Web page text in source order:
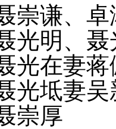
崇谦、
光明、
光在妻
光坻妻
崇厚